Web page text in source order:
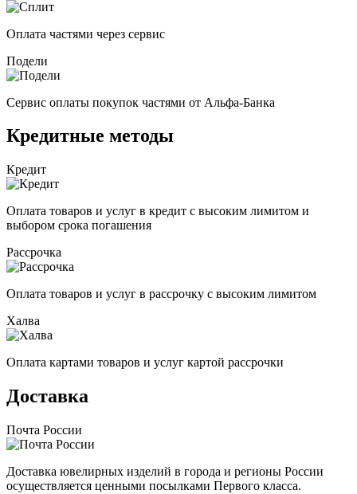
Оплата частями через сервис
Подели
Сервис оплаты покупок частями от Альфа-Банка
Кредитные методы
Кредит
Оплата товаров и услуг в кредит с высоким лимитом и
выбором срока погашения
Рассрочка
Оплата товаров и услуг в рассрочку с высоким лимитом
Халва
Оплата картами товаров и услуг картой рассрочки
Доставка
Почта России
Доставка ювелирных изделий в города и регионы России
осуществляется ценными посылками Первого класса.